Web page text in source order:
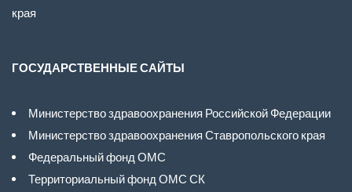
края
ГОСУДАРСТВЕННЫЕ САЙТЫ
Министерство здравоохранения Российской Федерации
Министерство здравоохранения Ставропольского края
Федеральный фонд ОМС
Территориальный фонд ОМС СК